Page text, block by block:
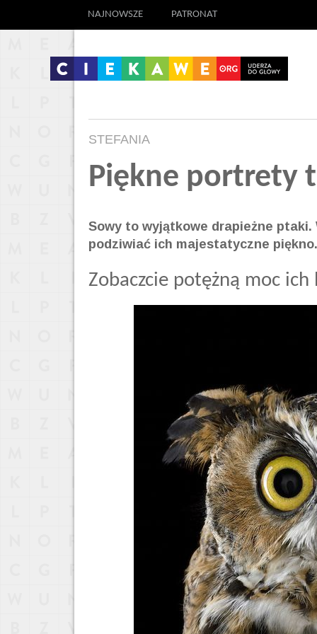
NAJNOWSZE PATRONAT
STEFANIA
Piękne portrety
Sowy to wyjątkowe drapieżne
podziwiać ich majestatyczne piękno.
Zobaczcie potężną moc